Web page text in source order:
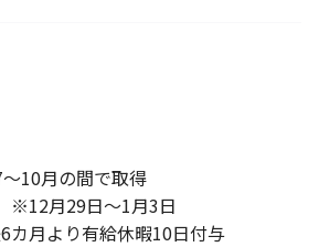
10月の間で取得
月29日～1月3日
月より有給休暇10日付与